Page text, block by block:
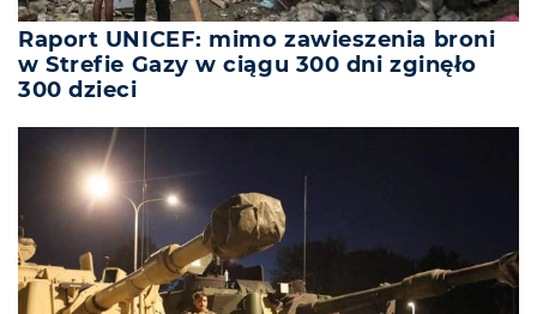
Raport UNICEF: mimo zawieszenia broni
w Strefie Gazy w ciągu 300 dni zginęło
300 dzieci